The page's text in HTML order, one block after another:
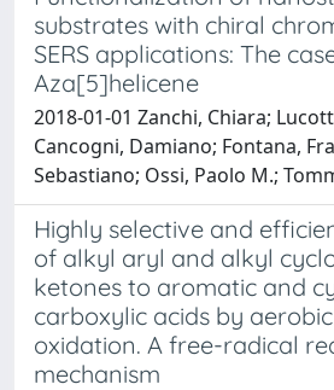
substrates with chiral
SERS applications: The
Aza[5]helicene
2018-01-01 Zanchi, Chiara;
Cancogni, Damiano; Fontana,
Sebastiano; Ossi, Paolo M.;
Highly selective and
of alkyl aryl and alkyl
ketones to aromatic and
carboxylic acids by
oxidation. A free-radical
mechanism